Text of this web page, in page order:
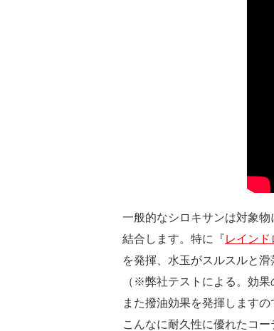
一般的なシロキサンは対象
結合します。特に『レインド
を発揮、水玉がスルスルと
（※弊社テストによる。効
また撥油効果を発揮します
こんなに耐久性に優れたコ